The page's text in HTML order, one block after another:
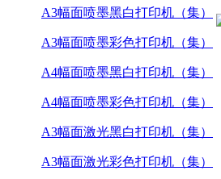
A3幅面喷墨黑白打印机（集）
A3幅面喷墨彩色打印机（集）
A4幅面喷墨黑白打印机（集）
A4幅面喷墨彩色打印机（集）
A3幅面激光黑白打印机（集）
A3幅面激光彩色打印机（集）